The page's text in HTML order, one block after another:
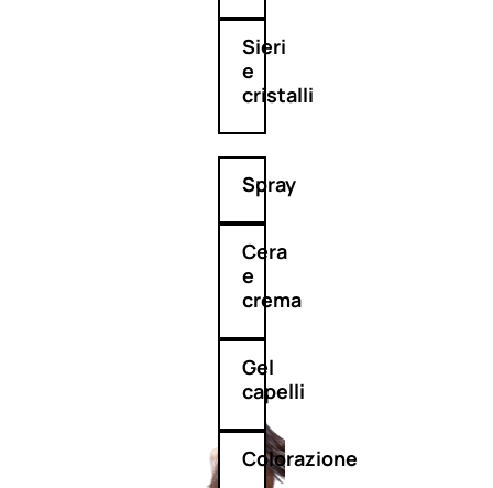
Sieri
e
cristalli
Spray
Cera
e
crema
Gel
capelli
Colorazione